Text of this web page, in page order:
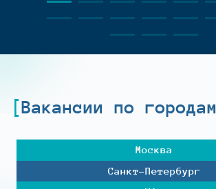
Вакансии по городам
Москва
Санкт-Петербург